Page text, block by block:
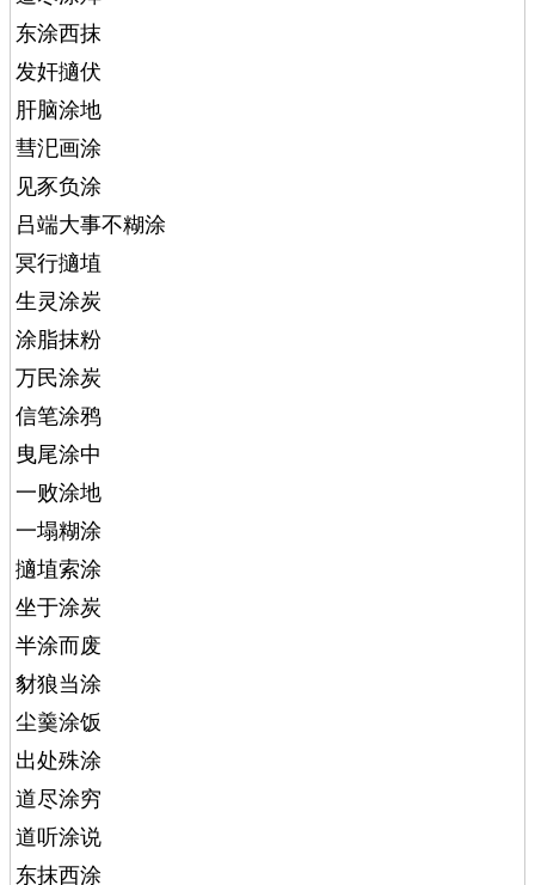
东涂西抹
发奸擿伏
肝脑涂地
彗汜画涂
见豕负涂
吕端大事不糊涂
冥行擿埴
生灵涂炭
涂脂抹粉
万民涂炭
信笔涂鸦
曳尾涂中
一败涂地
一塌糊涂
擿埴索涂
坐于涂炭
半涂而废
豺狼当涂
尘羹涂饭
出处殊涂
道尽涂穷
道听涂说
东抹西涂